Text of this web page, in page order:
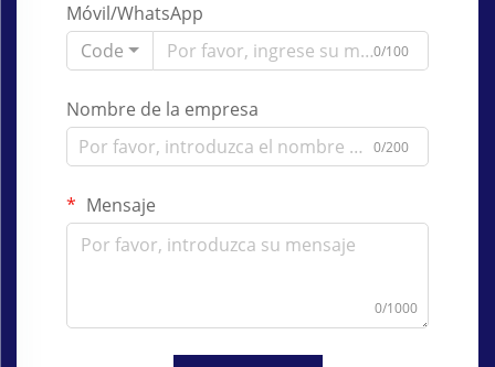
Móvil/WhatsApp
Code
0/100
Nombre de la empresa
0/200
Mensaje
0/1000